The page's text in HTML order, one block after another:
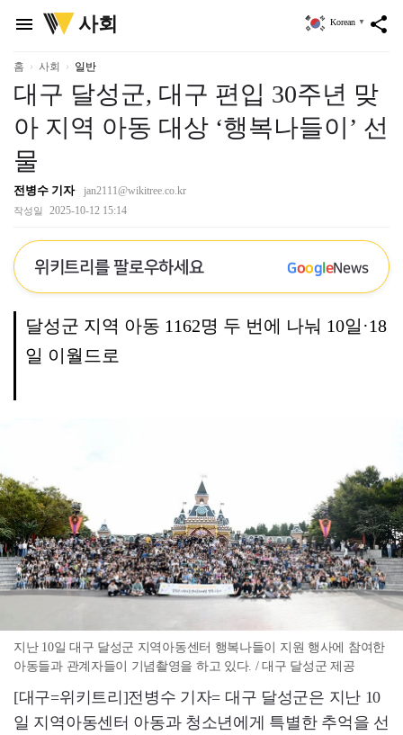
menu
위
키
리
사회 share
Korean ▼
홈 사회 일반
대구 달성군, 대구 편입 30주년 맞
아 지역 아동 대상 ‘행복나들이’ 선
물
전병수 기자 jan2111@wikitree.co.kr
작성일 2025-10-12 15:14
위키트리를 팔로우하세요 GoogleNews
달성군 지역 아동 1162명 두 번에 나눠 10일·18
일 이월드로
지난 10일 대구 달성군 지역아동센터 행복나들이 지원 행사에 참여한
아동들과 관계자들이 기념촬영을 하고 있다. / 대구 달성군 제공
[대구=위키트리]전병수 기자= 대구 달성군은 지난 10
일 지역아동센터 아동과 청소년에게 특별한 추억을 선